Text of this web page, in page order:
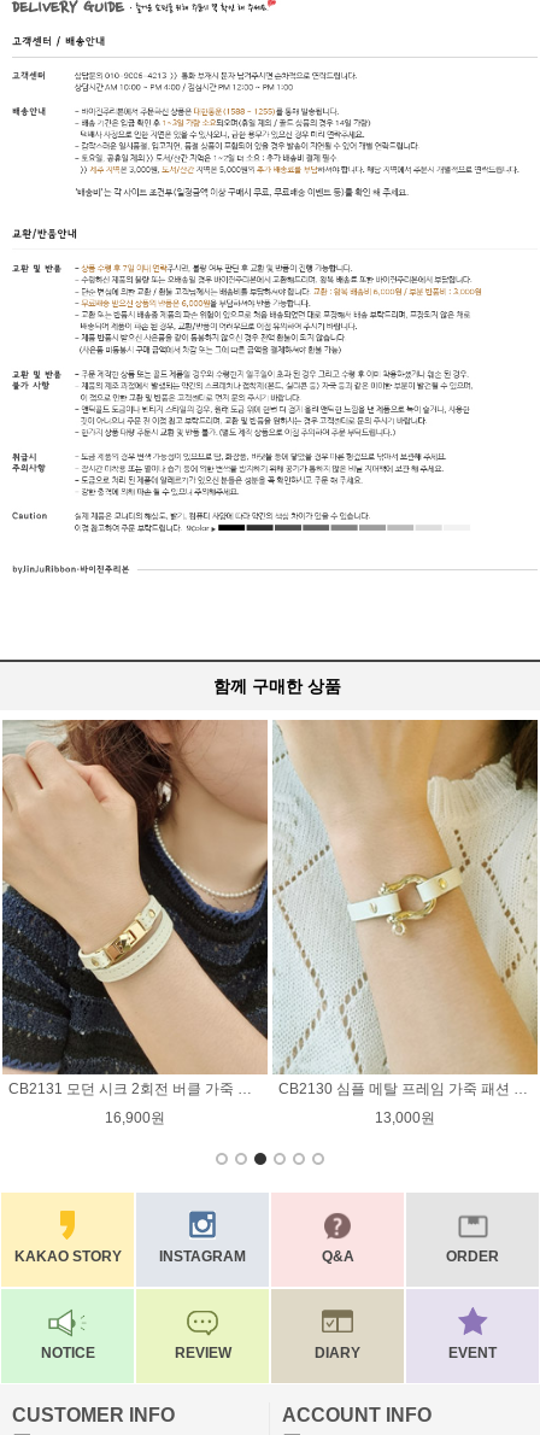
함께 구매한 상품
CB2129 트라이앵글 메탈 2줄 소가죽 패션 팔찌
14,900원
CB2128 메탈찡 H심플 소가죽 패션 팔찌
17,900원
KAKAO STORY INSTAGRAM Q&A ORDER
NOTICE REVIEW DIARY EVENT
CUSTOMER INFO
ㅡ
ACCOUNT INFO
ㅡ